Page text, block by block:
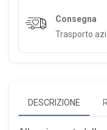
Consegna
Trasporto
DESCRIZIONE